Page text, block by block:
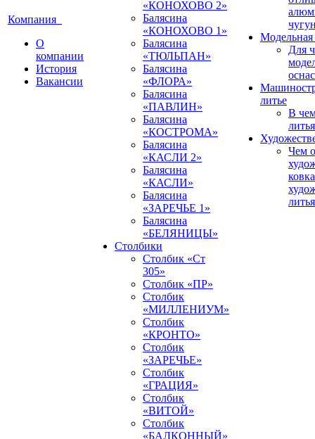
Компания
О
компании
История
Вакансии
«КОНОХОВО 2»
Балясина
«КОНОХОВО 1»
Балясина
«ТЮЛЬПАН»
Балясина
«ФЛОРА»
Балясина
«ПАВЛИН»
Балясина
«КОСТРОМА»
Балясина
«КАСЛИ 2»
Балясина
«КАСЛИ»
Балясина
«ЗАРЕЧЬЕ 1»
Балясина
«БЕЛЯНИЦЫ»
Столбики
Столбик «Ст
305»
Столбик «ПР»
Столбик
«МИЛЛЕНИУМ»
Столбик
«КРОНТО»
Столбик
«ЗАРЕЧЬЕ»
Столбик
«ГРАЦИЯ»
Столбик
«ВИТОЙ»
Столбик
«БАЛКОННЫЙ»
Модельная
Для
литье
В
Чем